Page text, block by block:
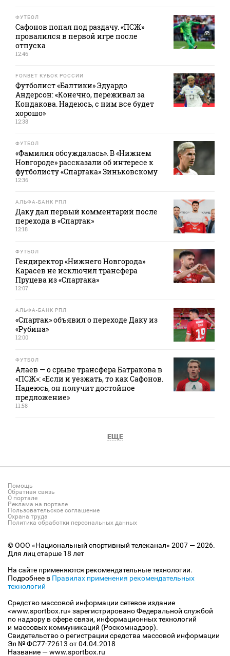
ФУТБОЛ
Сафонов попал под раздачу. «ПСЖ»
провалился в первой игре после
отпуска
12:46
FONBET КУБОК РОССИИ
Футболист «Балтики» Эдуардо
Андерсон: «Конечно, переживал за
Кондакова. Надеюсь, с ним все будет
хорошо»
12:38
ФУТБОЛ
«Фамилия обсуждалась». В «Нижнем
Новгороде» рассказали об интересе к
футболисту «Спартака» Зиньковскому
12:36
АЛЬФА-БАНК РПЛ
Даку дал первый комментарий после
перехода в «Спартак»
12:18
ФУТБОЛ
Гендиректор «Нижнего Новгорода»
Карасев не исключил трансфера
Пруцева из «Спартака»
12:07
АЛЬФА-БАНК РПЛ
«Спартак» объявил о переходе Даку из
«Рубина»
12:00
ФУТБОЛ
Алаев — о срыве трансфера Батракова в
«ПСЖ»: «Если и уезжать, то как Сафонов.
Надеюсь, он получит достойное
предложение»
11:58
ЕЩЕ
Помощь
Обратная связь
О портале
Реклама на портале
Пользовательское соглашение
Охрана труда
Политика обработки персональных данных
© ООО «Национальный спортивный телеканал» 2007 — 2026.
Для лиц старше 18 лет
На сайте применяются рекомендательные технологии.
Подробнее в Правилах применения рекомендательных
технологий
Средство массовой информации сетевое издание
«www.sportbox.ru» зарегистрировано Федеральной службой
по надзору в сфере связи, информационных технологий
и массовых коммуникаций (Роскомнадзор).
Свидетельство о регистрации средства массовой информации
Эл № ФС77-72613 от 04.04.2018
Название — www.sportbox.ru